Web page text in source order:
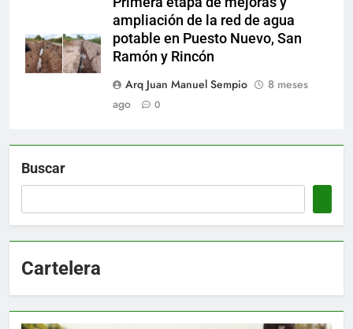
ampliación de la red de agua
potable en Puesto Nuevo, San
Ramón y Rincón
Arq Juan Manuel Sempio
8 meses
ago
0
Buscar
Cartelera